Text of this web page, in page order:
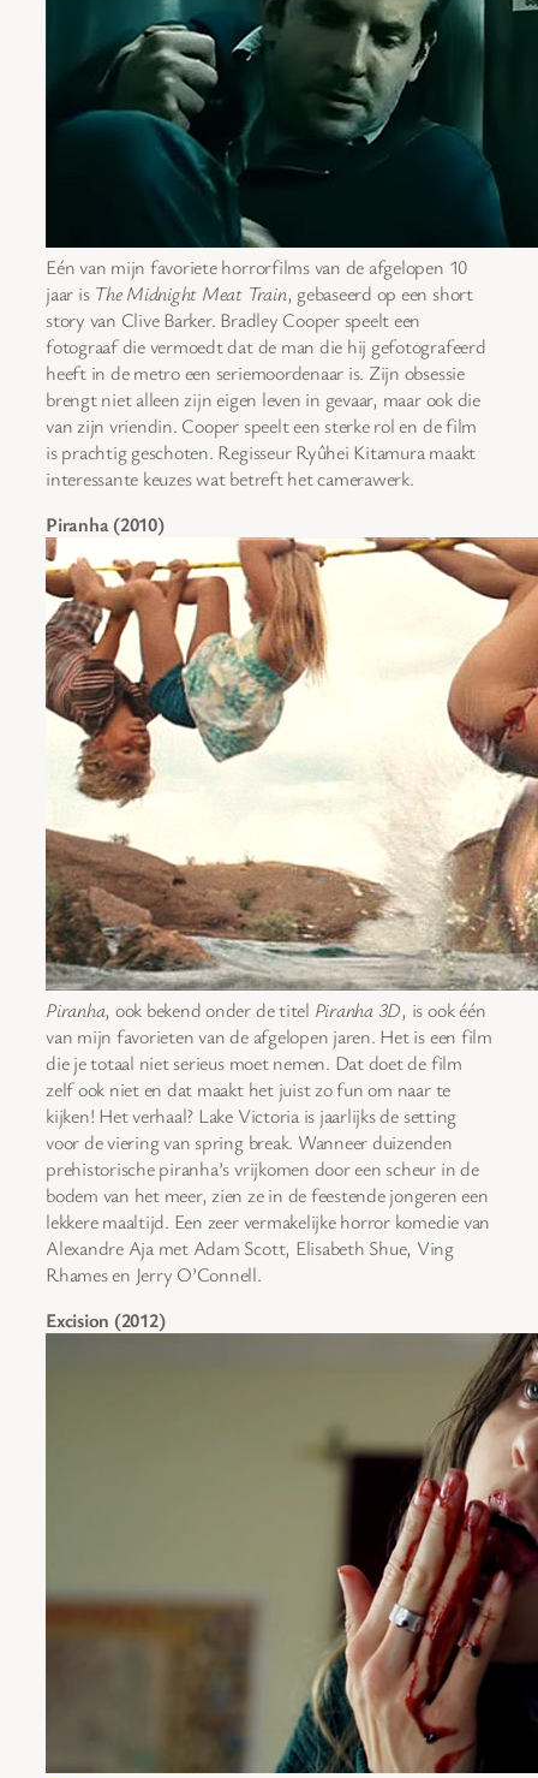
Eén van mijn favoriete horrorfilms van de afgelopen 10
jaar is The Midnight Meat Train, gebaseerd op een short
story van Clive Barker. Bradley Cooper speelt een
fotograaf die vermoedt dat de man die hij gefotografeerd
heeft in de metro een seriemoordenaar is. Zijn obsessie
brengt niet alleen zijn eigen leven in gevaar, maar ook die
van zijn vriendin. Cooper speelt een sterke rol en de film
is prachtig geschoten. Regisseur Ryûhei Kitamura maakt
interessante keuzes wat betreft het camerawerk.
Piranha (2010)
Piranha, ook bekend onder de titel Piranha 3D, is ook één
van mijn favorieten van de afgelopen jaren. Het is een film
die je totaal niet serieus moet nemen. Dat doet de film
zelf ook niet en dat maakt het juist zo fun om naar te
kijken! Het verhaal? Lake Victoria is jaarlijks de setting
voor de viering van spring break. Wanneer duizenden
prehistorische piranha’s vrijkomen door een scheur in de
bodem van het meer, zien ze in de feestende jongeren een
lekkere maaltijd. Een zeer vermakelijke horror komedie van
Alexandre Aja met Adam Scott, Elisabeth Shue, Ving
Rhames en Jerry O’Connell.
Excision (2012)